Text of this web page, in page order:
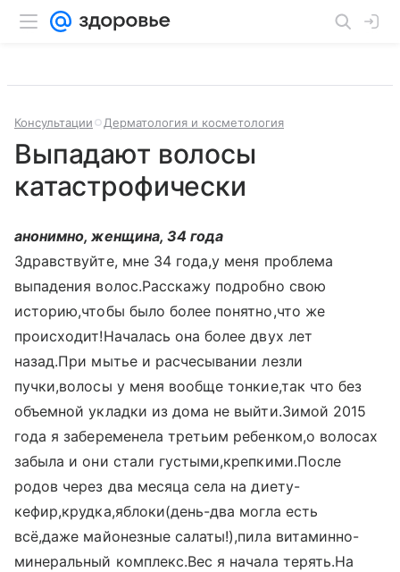
Консультации Дерматология и косметология
Выпадают волосы
катастрофически
анонимно, женщина, 34 года
Здравствуйте, мне 34 года,у меня проблема
выпадения волос.Расскажу подробно свою
историю,чтобы было более понятно,что же
происходит!Началась она более двух лет
назад.При мытье и расчесывании лезли
пучки,волосы у меня вообще тонкие,так что без
объемной укладки из дома не выйти.Зимой 2015
года я забеременела третьим ребенком,о волосах
забыла и они стали густыми,крепкими.После
родов через два месяца села на диету-
кефир,крудка,яблоки(день-два могла есть
всё,даже майонезные салаты!),пила витаминно-
минеральный комплекс.Вес я начала терять.На